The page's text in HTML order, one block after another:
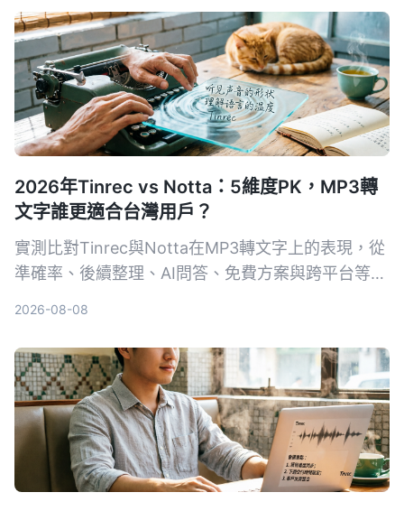
的解決方案。
2026年Tinrec vs Notta：5維度PK，MP3轉
文字誰更適合台灣用戶？
實測比對Tinrec與Notta在MP3轉文字上的表現，從
準確率、後續整理、AI問答、免費方案與跨平台等5
2026-08-08